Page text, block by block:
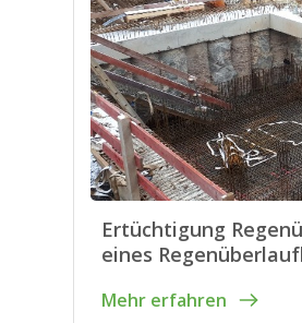
Ertüchtigung
eines
Mehr erfahren